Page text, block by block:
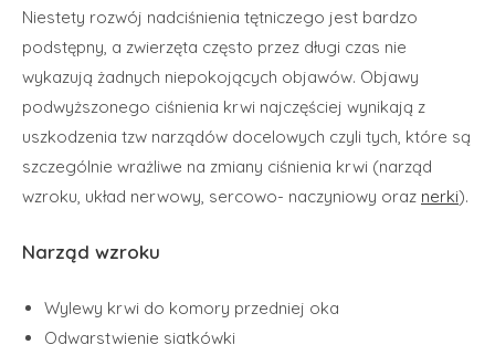
Niestety rozwój nadciśnienia tętniczego jest bardzo
podstępny, a zwierzęta często przez długi czas nie
wykazują żadnych niepokojących objawów. Objawy
podwyższonego ciśnienia krwi najczęściej wynikają z
uszkodzenia tzw narządów docelowych czyli tych, które są
szczególnie wrażliwe na zmiany ciśnienia krwi (narząd
wzroku, układ nerwowy, sercowo- naczyniowy oraz nerki).
Narząd wzroku
Wylewy krwi do komory przedniej oka
Odwarstwienie siatkówki